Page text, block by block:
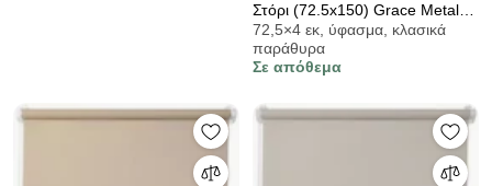
Στόρι (72.5x150) Grace Metal
725154
72,5×4 εκ, ύφασμα, κλασικά
παράθυρα
Σε απόθεμα